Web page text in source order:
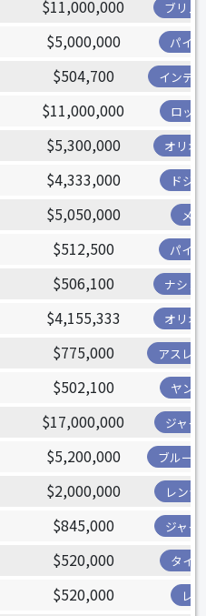
$11,000,000 ブリュ
$5,000,000 パイ
$504,700 インデ
$11,000,000 ロッ
$5,300,000 オリオ
$4,333,000 ドジ
$5,050,000 メ
$512,500 パイ
$506,100 ナショ
$4,155,333 オリオ
$775,000 アスレ
$502,100 ヤン
$17,000,000 ジャイ
$5,200,000 ブルー
$2,000,000 レンジ
$845,000 ジャイ
$520,000 タイ
$520,000 レ